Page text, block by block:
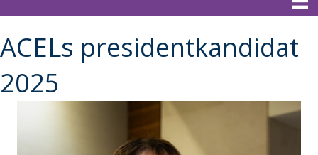
ACELs presidentkandidat
2025